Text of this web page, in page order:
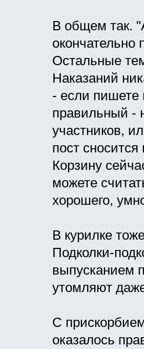
В общем так.
окончательно
Остальные
Наказаний
- если пишете
правильный -
участников,
пост сносится
Корзину
можете
хорошего,
В курилке
Подколки-
выпусканием
утомляют
С
оказалось